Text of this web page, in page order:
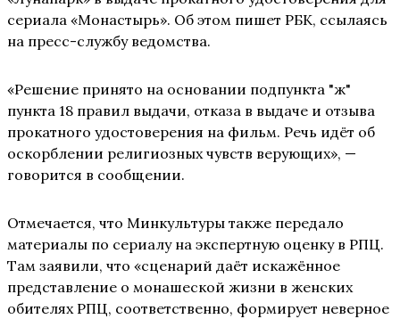
сериала «Монастырь». Об этом пишет РБК, ссылаясь
на пресс-службу ведомства.
«Решение принято на основании подпункта "ж"
пункта 18 правил выдачи, отказа в выдаче и отзыва
прокатного удостоверения на фильм. Речь идёт об
оскорблении религиозных чувств верующих», —
говорится в сообщении.
Отмечается, что Минкультуры также передало
материалы по сериалу на экспертную оценку в РПЦ.
Там заявили, что «сценарий даёт искажённое
представление о монашеской жизни в женских
обителях РПЦ, соответственно, формирует неверное